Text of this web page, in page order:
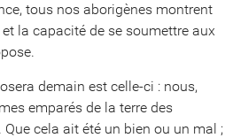
tous nos aborigènes montrent
la capacité de se soumettre aux
demain est celle-ci : nous,
emparés de la terre des
cela ait été un bien ou un mal ;